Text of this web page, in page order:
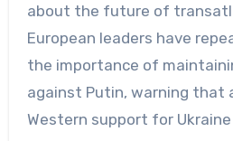
about the future of
European leaders have
the importance of
against Putin, warning that
Western support for